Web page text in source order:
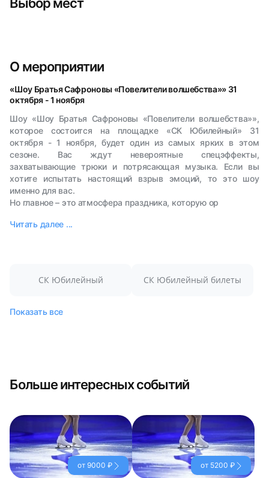
О мероприятии
«Шоу Братья Сафроновы «Повелители волшебства»» 31
октября - 1 ноября
Шоу «Шоу Братья Сафроновы «Повелители волшебства»»,
которое состоится на площадке «СК Юбилейный» 31
октября - 1 ноября, будет один из самых ярких в этом
сезоне. Вас ждут невероятные спецэффекты,
захватывающие трюки и потрясающая музыка. Если вы
хотите испытать настоящий взрыв эмоций, то это шоу
именно для вас.
Но главное – это атмосфера праздника, которую ор
Читать далее ...
СК Юбилейный СК Юбилейный билеты
Показать все
Больше интересных событий
от 9000 ₽
от 5200 ₽